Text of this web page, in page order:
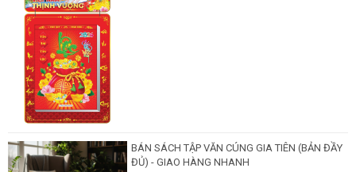
BÁN SÁCH TẬP VĂN CÚNG GIA TIÊN (BẢN ĐẦY
ĐỦ) - GIAO HÀNG NHANH